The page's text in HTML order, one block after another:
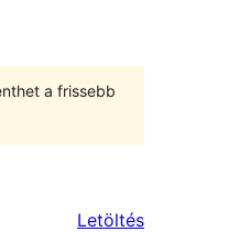
a frissebb
Letöltés